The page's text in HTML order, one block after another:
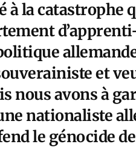
la catastrophe
et
nous avons à
nationaliste
le génocide